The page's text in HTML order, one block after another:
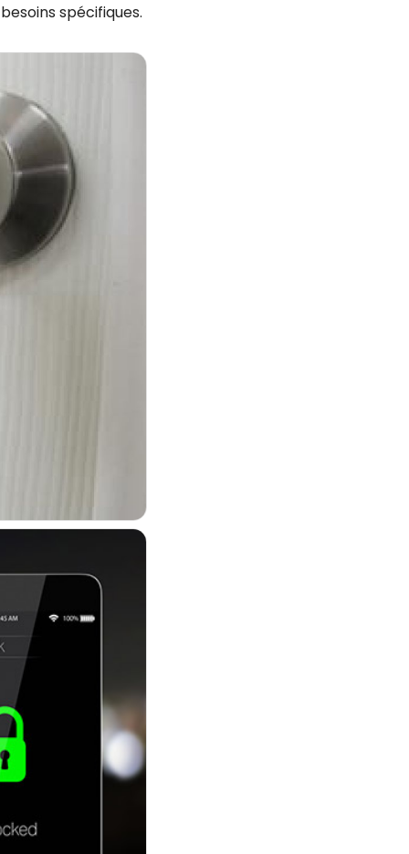
spécifiques.